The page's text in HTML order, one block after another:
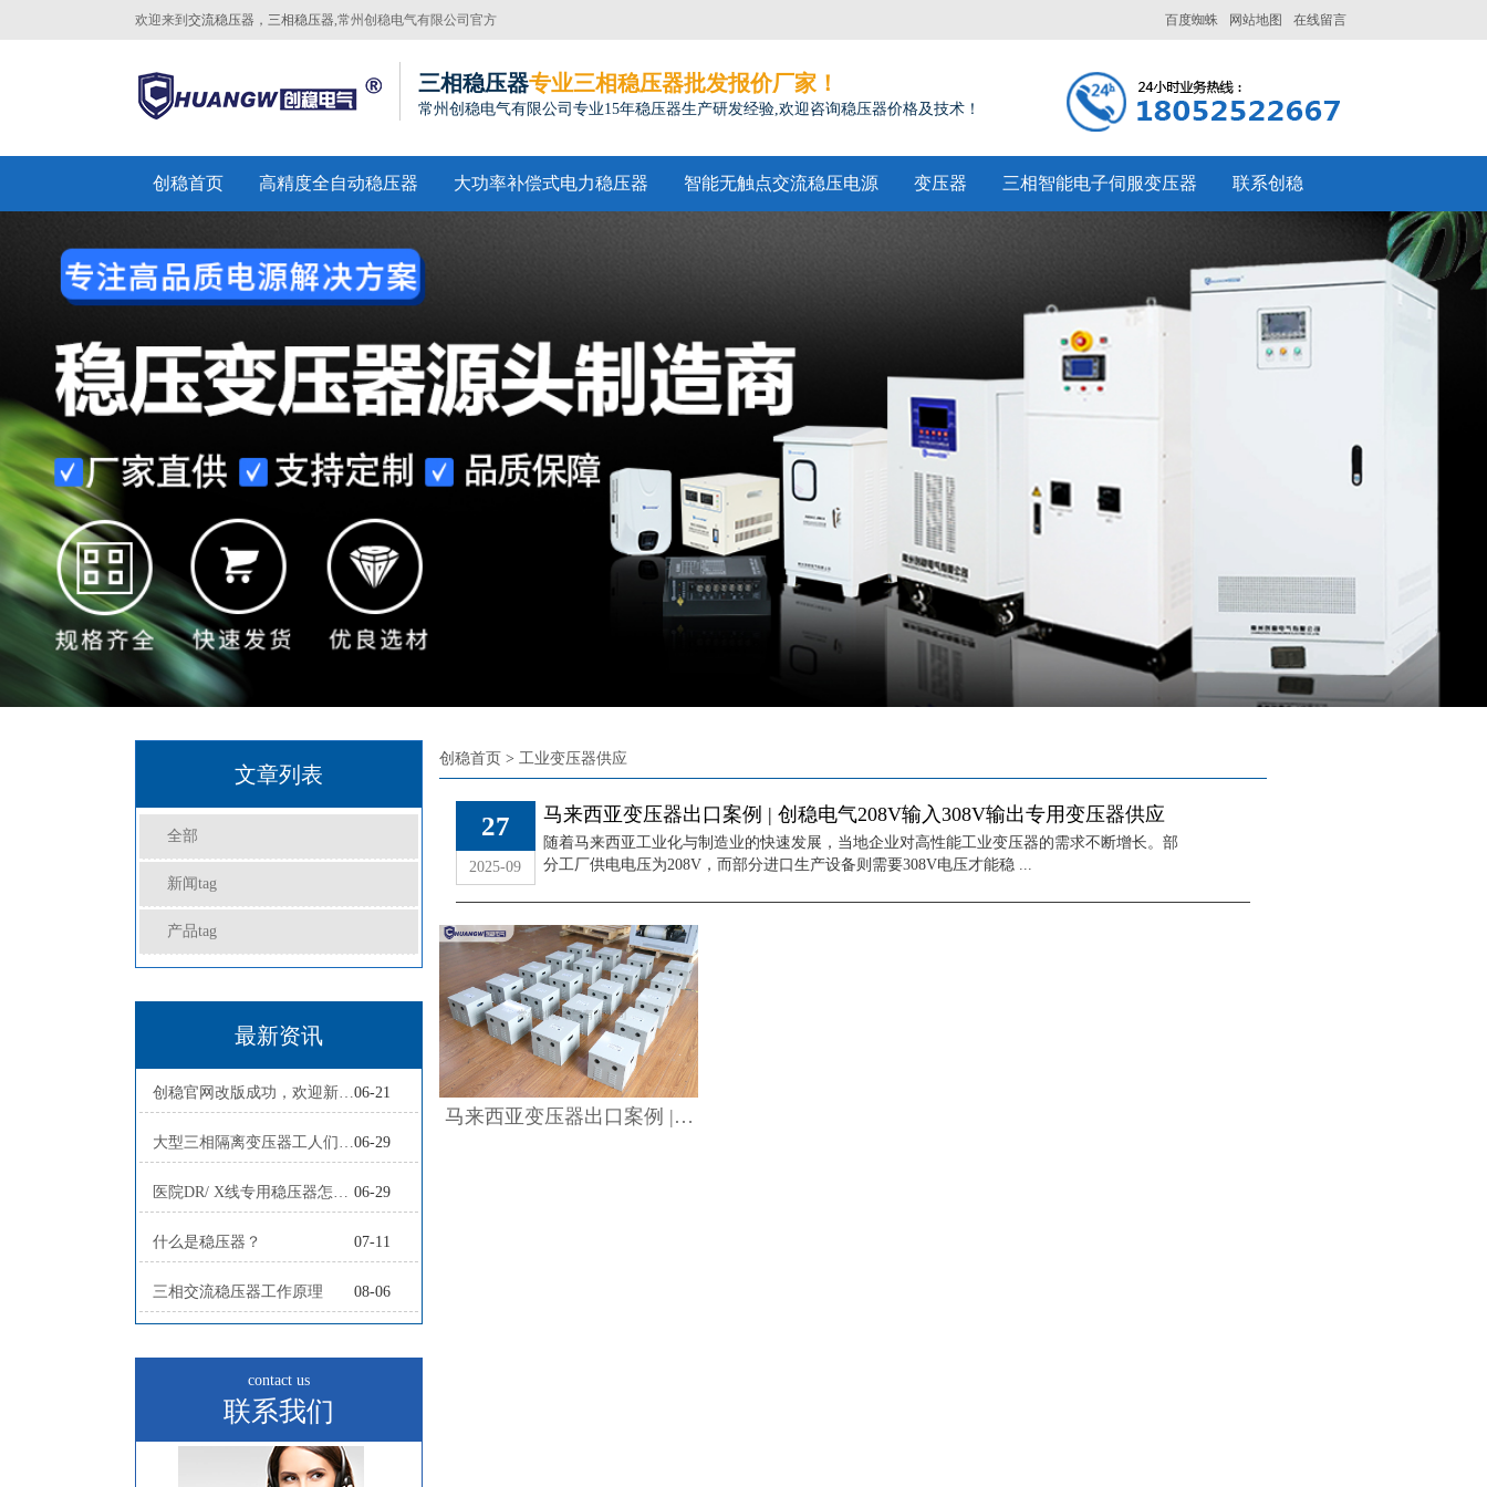
欢迎来到 交流稳压器，三相稳压器,常州创稳电气有限公司官方 在线留言
网站地图
百度蜘蛛
三相稳压器专业三相稳压器批发报价厂家！
常州创稳电气有限公司专业15年稳压器生产研发经验,欢迎咨询稳压器价格及技术！
创稳首页 高精度全自动稳压器 大功率补偿式电力稳压器 智能无触点交流稳压电源 变压器 三相智能电子伺服变压器 联系创稳
文章列表
全部
新闻tag
产品tag
最新资讯
创稳官网改版成功，欢迎新老客户06-21
大型三相隔离变压器工人们正在赶制06-29
医院DR/ X线专用稳压器怎么配？ 06-29
什么是稳压器？ 07-11
三相交流稳压器工作原理 08-06
contact us
联系我们
创稳首页 > 工业变压器供应
27
2025-09
马来西亚变压器出口案例 | 创稳电气208V输入308V输出专用变压器供应
随着马来西亚工业化与制造业的快速发展，当地企业对高性能工业变压器的需求不断增长。部
分工厂供电电压为208V，而部分进口生产设备则需要308V电压才能稳 ...
马来西亚变压器出口案例 | 创稳电气208V输入308V输出专用变压器供应
| 创稳电气208V输入308V
输出专用变压器供应